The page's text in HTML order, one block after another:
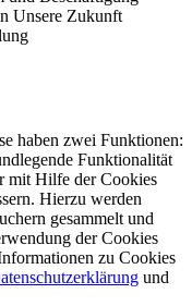
haben zwei Funktionen:
Funktionalität
mit Hilfe der Cookies
Hierzu werden
gesammelt und
der Cookies
zu Cookies
und